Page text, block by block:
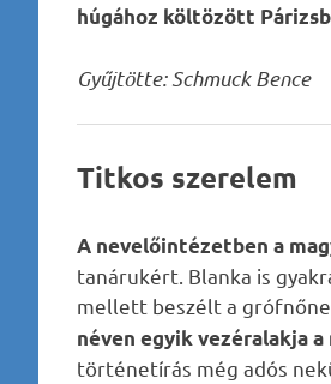
húgához költözött
Gyűjtötte: Schmuck Bence
Titkos szerelem
A nevelőintézetben a
tanárukért. Blanka is
mellett beszélt a
néven egyik vezéralakja
történetírás még adós